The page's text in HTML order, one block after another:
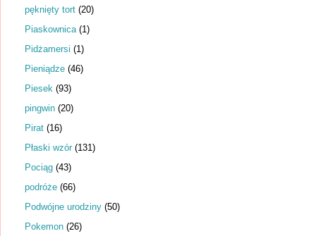
pęknięty tort (20)
Piaskownica (1)
Pidżamersi (1)
Pieniądze (46)
Piesek (93)
pingwin (20)
Pirat (16)
Płaski wzór (131)
Pociąg (43)
podróże (66)
Podwójne urodziny (50)
Pokemon (26)